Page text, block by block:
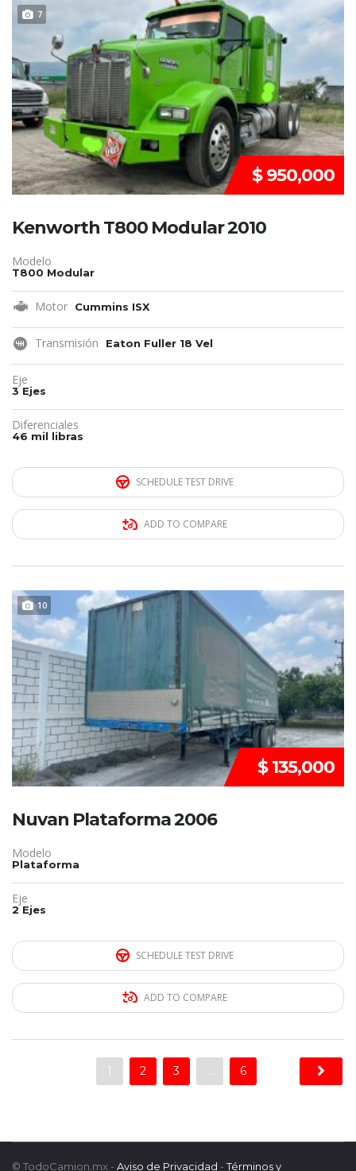
7 DISPONIBLE
$ 950,000
Kenworth T800 Modular 2010
Modelo
T800 Modular
Motor Cummins ISX
Transmisión Eaton Fuller 18 Vel
Eje
3 Ejes
Diferenciales
46 mil libras
SCHEDULE TEST DRIVE
ADD TO COMPARE
10 REMATE
$ 135,000
Nuvan Plataforma 2006
Modelo
Plataforma
Eje
2 Ejes
SCHEDULE TEST DRIVE
ADD TO COMPARE
1 2 3 … 6
© TodoCamion.mx - Aviso de Privacidad -Términos y